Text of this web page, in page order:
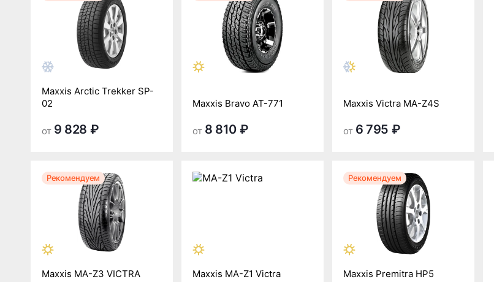
Шумоизоляция покрышек
Maxxis Arctic Trekker SP-
02
от 9 828 ₽
Maxxis Bravo AT-771
от 8 810 ₽
Maxxis Victra MA-Z4S
от 6 795 ₽
Рекомендуем
Maxxis MA-Z3 VICTRA Maxxis MA-Z1 Victra
Рекомендуем
Maxxis Premitra HP5